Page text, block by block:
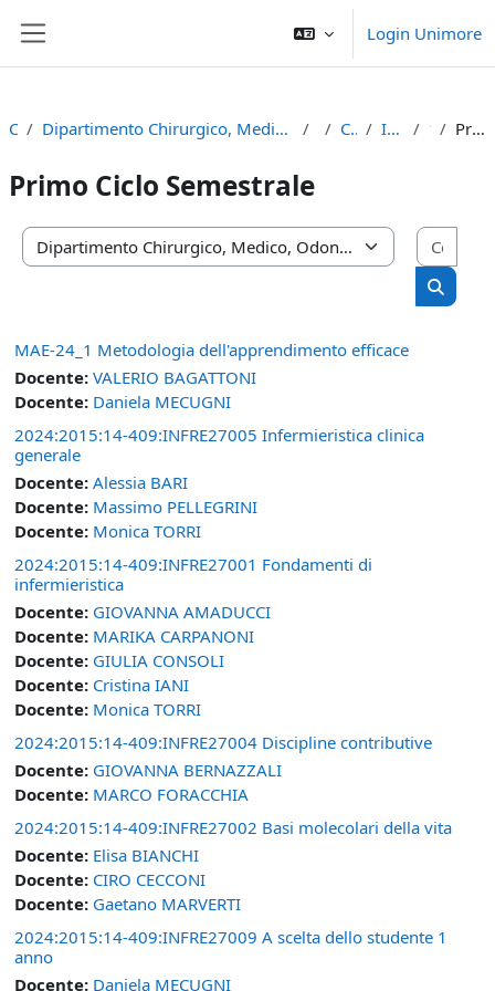
Login Unimore
Corsi Dipartimento Chirurgico, Medico, Odontoiatrico e di Scienze Morfologiche con Interesse Trapiantologico, Oncologico e di Medicina Rigenerativa 2024
Corso di Laurea Infermieristica (RE) 1° anno Primo Ciclo Semestrale
Primo Ciclo Semestrale
Categorie di corso
Cerca
MAE-24_1 Metodologia dell'apprendimento efficace
Docente: VALERIO BAGATTONI
Docente: Daniela MECUGNI
2024:2015:14-409:INFRE27005 Infermieristica clinica
generale
Docente: Alessia BARI
Docente: Massimo PELLEGRINI
Docente: Monica TORRI
2024:2015:14-409:INFRE27001 Fondamenti di
infermieristica
Docente: GIOVANNA AMADUCCI
Docente: MARIKA CARPANONI
Docente: GIULIA CONSOLI
Docente: Cristina IANI
Docente: Monica TORRI
2024:2015:14-409:INFRE27004 Discipline contributive
Docente: GIOVANNA BERNAZZALI
Docente: MARCO FORACCHIA
2024:2015:14-409:INFRE27002 Basi molecolari della vita
Docente: Elisa BIANCHI
Docente: CIRO CECCONI
Docente: Gaetano MARVERTI
2024:2015:14-409:INFRE27009 A scelta dello studente 1
anno
Docente: Daniela MECUGNI